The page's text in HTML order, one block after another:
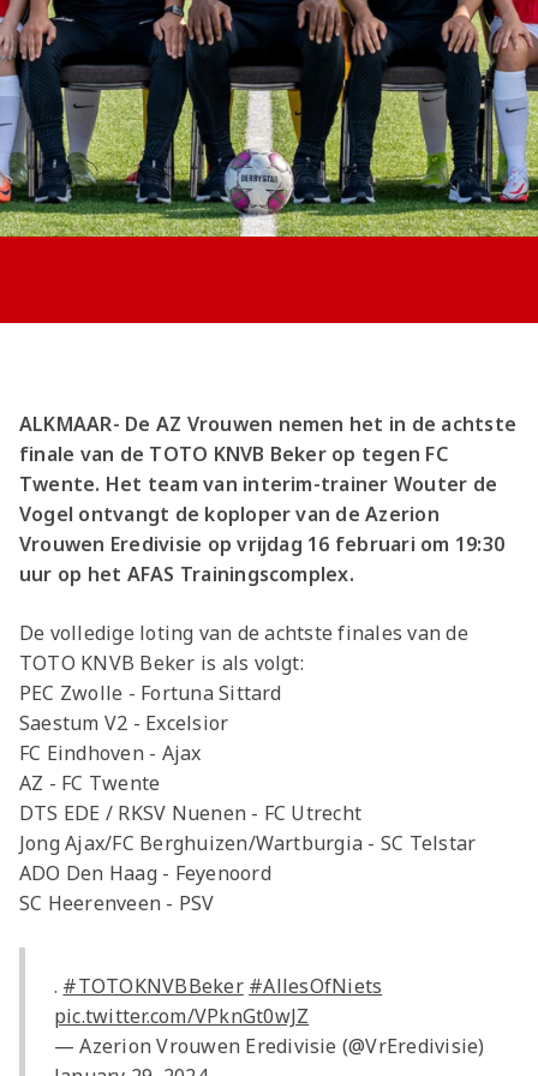
Jong AZ
Seizoenkaart
ALKMAAR- De AZ Vrouwen nemen het in de achtste
finale van de TOTO KNVB Beker op tegen FC
Twente. Het team van interim-trainer Wouter de
Vogel ontvangt de koploper van de Azerion
Vrouwen Eredivisie op vrijdag 16 februari om 19:30
uur op het AFAS Trainingscomplex.
De volledige loting van de achtste finales van de
TOTO KNVB Beker is als volgt:
PEC Zwolle - Fortuna Sittard
Saestum V2 - Excelsior
FC Eindhoven - Ajax
AZ - FC Twente
DTS EDE / RKSV Nuenen - FC Utrecht
Jong Ajax/FC Berghuizen/Wartburgia - SC Telstar
ADO Den Haag - Feyenoord
SC Heerenveen - PSV
. #TOTOKNVBBeker #AllesOfNiets
pic.twitter.com/VPknGt0wJZ
— Azerion Vrouwen Eredivisie (@VrEredivisie)